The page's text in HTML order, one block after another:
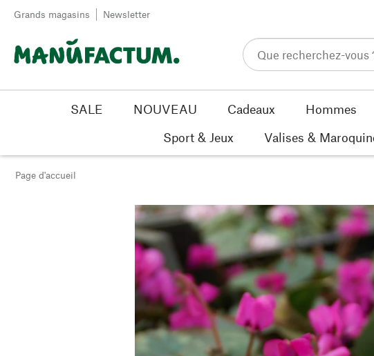
Passer au contenu
Grands magasins Newsletter
SALE NOUVEAU Cadeaux Hommes
Sport & Jeux
Valises &
Page d'accueil